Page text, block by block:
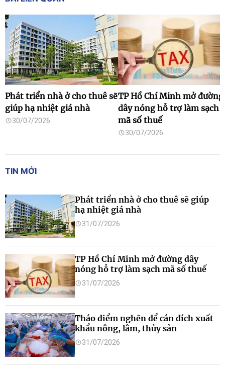
Phát triển nhà ở cho thuê sẽ
giúp hạ nhiệt giá nhà
30/07/2026
TP Hồ Chí Minh mở đường
dây nóng hỗ trợ làm sạch
mã số thuế
30/07/2026
TIN MỚI
Phát triển nhà ở cho thuê sẽ giúp
hạ nhiệt giá nhà
31/07/2026
TP Hồ Chí Minh mở đường dây
nóng hỗ trợ làm sạch mã số thuế
31/07/2026
Tháo điểm nghẽn để cán đích xuất
khẩu nông, lâm, thủy sản
31/07/2026